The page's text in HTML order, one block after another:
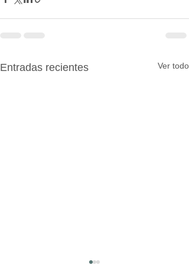
Entradas recientes Ver todo